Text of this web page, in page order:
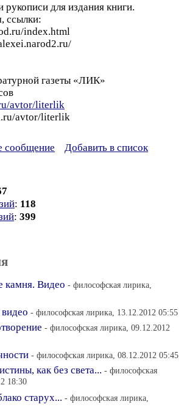
рукописи для издания книги.
ссылки:
index.html
газеты «ЛИК»
avtor/literlik
avtor/literlik
сообщение
Добавить в список
: 118
: 399
камня. Видео - философская лирика,
- философская лирика, 13.12.2012 05:55
- философская лирика, 09.12.2012
- философская лирика, 08.12.2012 05:45
как без света... - философская
18:30
старух... - философская лирика,